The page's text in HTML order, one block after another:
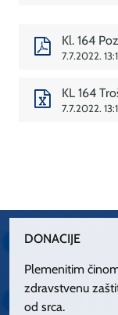
Kl. 164
7.7.2022.
KL 164
7.7.2022.
DONACIJE
Plemenitim
zdravstvenu
od srca.